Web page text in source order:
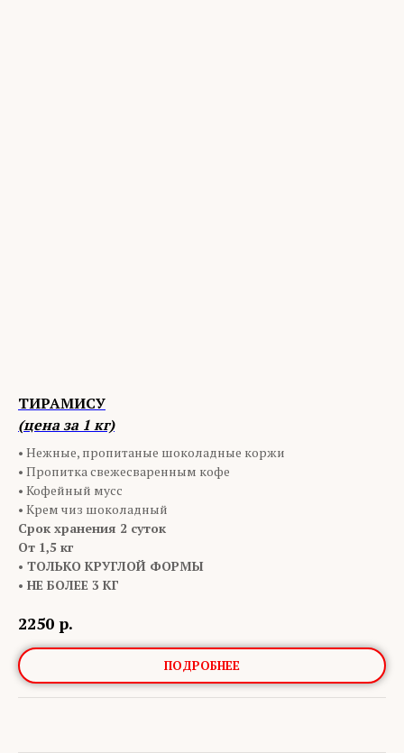
ТИРАМИСУ
(цена за 1 кг)
• Нежные, пропитаные шоколадные коржи
• Пропитка свежесваренным кофе
• Кофейный мусс
• Крем чиз шоколадный
Срок хранения 2 суток
От 1,5 кг
• ТОЛЬКО КРУГЛОЙ ФОРМЫ
• НЕ БОЛЕЕ 3 КГ
2250 р.
ПОДРОБНЕЕ